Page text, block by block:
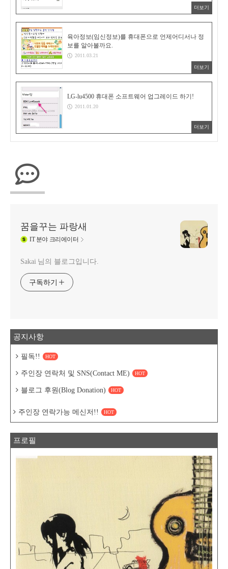
더보기
육아정보(임신정보)를 휴대폰으로 언제어디서나 정
보를 알아볼까요.
2011.03.21
더보기
LG-lu4500 휴대폰 소프트웨어 업그레이드 하기!
2011.01.20
더보기
꿈을꾸는 파랑새
IT분야 크리에이터
Sakai 님의 블로그입니다.
구독하기
공지사항
필독!! HOT
주인장 연락처 및 SNS(Contact ME) HOT
블로그 후원(Blog Donation) HOT
주인장 연락가능 메신저!! HOT
프로필